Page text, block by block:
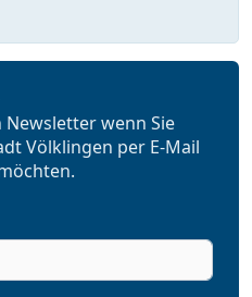
wenn Sie
Völklingen per E-Mail